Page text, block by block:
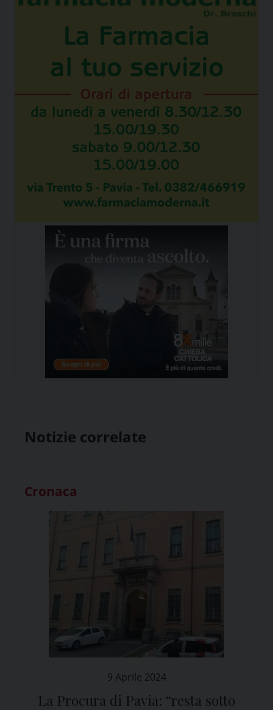
Notizie correlate
Cronaca
9 Aprile 2024
La Procura di Pavia: “resta sotto